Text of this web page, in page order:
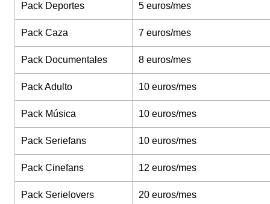
Pack Deportes 5 euros/mes
Pack Caza 7 euros/mes
Pack Documentales 8 euros/mes
Pack Adulto 10 euros/mes
Pack Música 10 euros/mes
Pack Seriefans 10 euros/mes
Pack Cinefans 12 euros/mes
Pack Serielovers 20 euros/mes